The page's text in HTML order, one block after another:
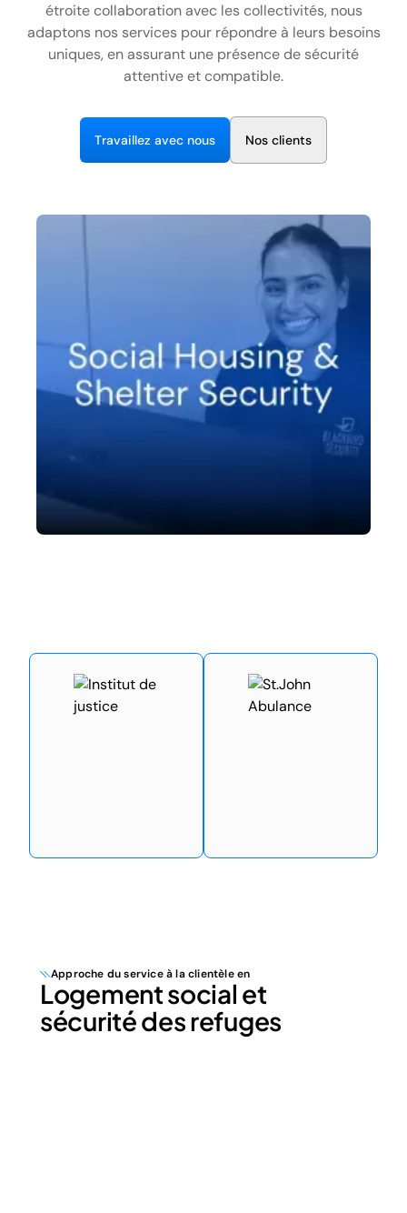
étroite collaboration avec les collectivités, nous
adaptons nos services pour répondre à leurs besoins
uniques, en assurant une présence de sécurité
attentive et compatible.
Travaillez avec nous Nos clients
Approche du service à la clientèle en
Logement social et
sécurité des refuges